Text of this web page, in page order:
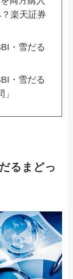
楽天証券
・雪だる
・雪だる
るまどっ